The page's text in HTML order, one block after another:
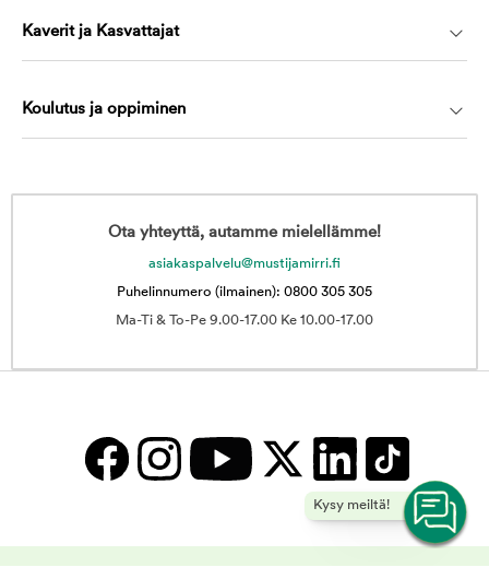
Kysy meiltä!
Kaverit ja Kasvattajat
Koulutus ja oppiminen
Ota yhteyttä, autamme mielellämme!
asiakaspalvelu@mustijamirri.fi
Puhelinnumero (ilmainen): 0800 305 305
Ma-Ti & To-Pe 9.00-17.00 Ke 10.00-17.00